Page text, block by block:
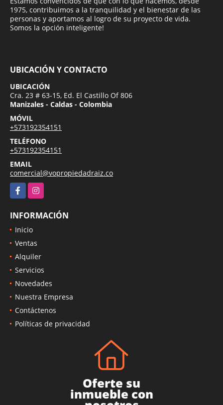
1975, contribuimos a la tranquilidad y el bienestar de las
personas y aportamos al logro de su proyecto de vida.
Somos la opción inteligente!
UBICACIÓN Y CONTACTO
UBICACIÓN
Cra. 23 # 63-15, Ed. El Castillo Of 806
Manizales - Caldas - Colombia
MÓVIL
+573192354151
TELÉFONO
+573192354151
EMAIL
comercial@vopropiedadraiz.co
FacebookInstagram
INFORMACIÓN
Inicio
Ventas
Alquiler
Servicios
Novedades
Nuestra Empresa
Contáctenos
Políticas de privacidad
Oferte su
inmueble con